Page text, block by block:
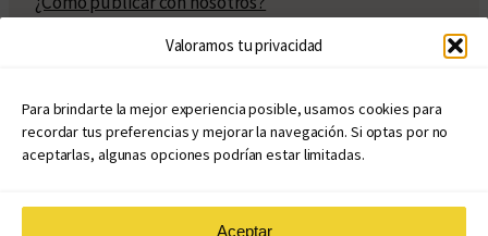
Valoramos tu privacidad
Para brindarte la mejor experiencia posible, usamos cookies para
recordar tus preferencias y mejorar la navegación. Si optas por no
aceptarlas, algunas opciones podrían estar limitadas.
Aceptar
Políticas de publicación
Políticas de coedición
Atribuciones